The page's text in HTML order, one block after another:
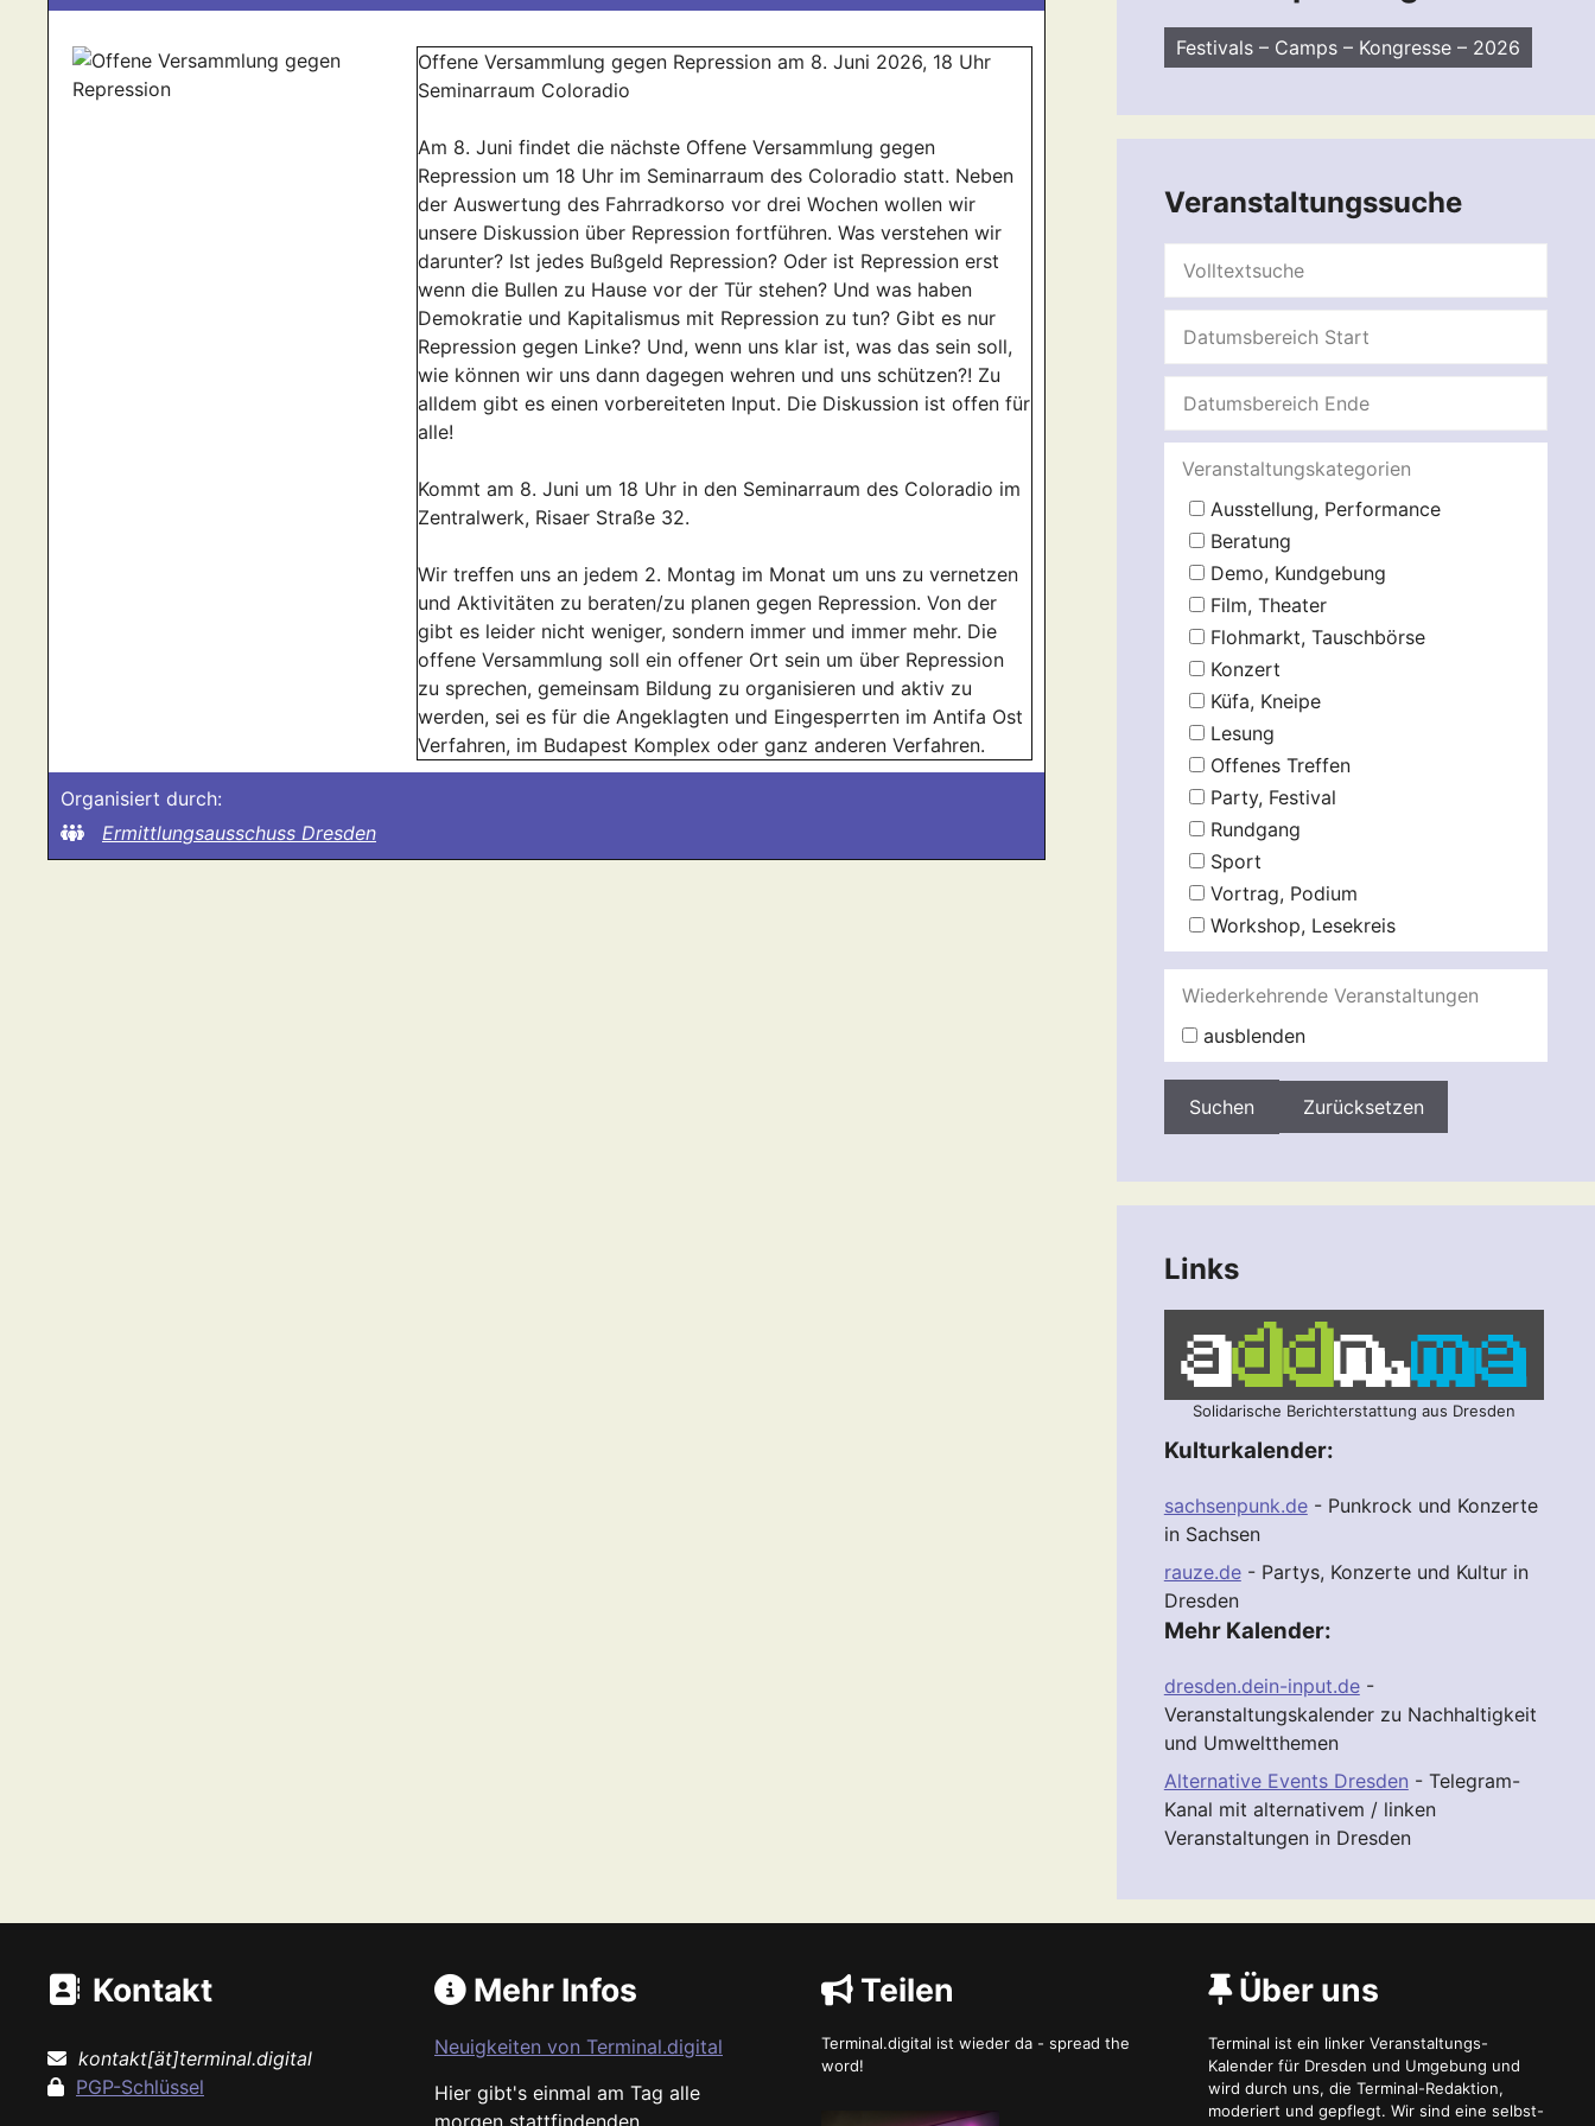
Offene Versammlung gegen Repression am 8. Juni 2026, 18 Uhr
Seminarraum Coloradio
Am 8. Juni findet die nächste Offene Versammlung gegen
Repression um 18 Uhr im Seminarraum des Coloradio statt. Neben
der Auswertung des Fahrradkorso vor drei Wochen wollen wir
unsere Diskussion über Repression fortführen. Was verstehen wir
darunter? Ist jedes Bußgeld Repression? Oder ist Repression erst
wenn die Bullen zu Hause vor der Tür stehen? Und was haben
Demokratie und Kapitalismus mit Repression zu tun? Gibt es nur
Repression gegen Linke? Und, wenn uns klar ist, was das sein soll,
wie können wir uns dann dagegen wehren und uns schützen?! Zu
alldem gibt es einen vorbereiteten Input. Die Diskussion ist offen für
alle!
Kommt am 8. Juni um 18 Uhr in den Seminarraum des Coloradio im
Zentralwerk, Risaer Straße 32.
Wir treffen uns an jedem 2. Montag im Monat um uns zu vernetzen
und Aktivitäten zu beraten/zu planen gegen Repression. Von der
gibt es leider nicht weniger, sondern immer und immer mehr. Die
offene Versammlung soll ein offener Ort sein um über Repression
zu sprechen, gemeinsam Bildung zu organisieren und aktiv zu
werden, sei es für die Angeklagten und Eingesperrten im Antifa Ost
Verfahren, im Budapest Komplex oder ganz anderen Verfahren.
Organisiert durch:
Ermittlungsausschuss Dresden
Festivals – Camps – Kongresse – 2026
Veranstaltungssuche
Veranstaltungskategorien
Ausstellung, Performance
Beratung
Demo, Kundgebung
Film, Theater
Flohmarkt, Tauschbörse
Konzert
Küfa, Kneipe
Lesung
Offenes Treffen
Party, Festival
Rundgang
Sport
Vortrag, Podium
Workshop, Lesekreis
Wiederkehrende Veranstaltungen
ausblenden
Zurücksetzen
Links
Solidarische Berichterstattung aus Dresden
Kulturkalender:
sachsenpunk.de- Punkrock und Konzerte
in Sachsen
rauze.de- Partys, Konzerte und Kultur in
Dresden
Mehr Kalender:
dresden.dein-input.de-
Veranstaltungskalender zu Nachhaltigkeit
und Umweltthemen
Alternative Events Dresden - Telegram-
Kanal mit alternativem / linken
Veranstaltungen in Dresden
Kontakt
kontakt[ät]terminal.digital
PGP-Schlüssel
Mehr Infos
Neuigkeiten von Terminal.digital
Hier gibt's einmal am Tag alle
morgen stattfindenden
Teilen
Terminal.digital ist wieder da - spread the
word!
Über uns
Terminal ist ein linker Veranstaltungs-
Kalender für Dresden und Umgebung und
wird durch uns, die Terminal-Redaktion,
moderiert und gepflegt. Wir sind eine selbst-